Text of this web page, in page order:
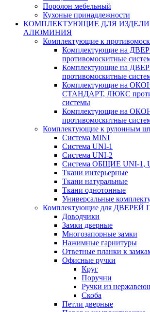
Поролон мебельный
Кухоные принадлежности
КОМПЛЕКТУЮЩИЕ ДЛЯ
АЛЮМИНИЯ
Комплектующие к
Комплектующие на
противомоскитные
Комплектующие на
противомоскитные
Комплектующие на
СТАНДАРТ, ЛЮКС
системы
Комплектующие на
противомоскитные
Комплектующие к рулонным
Система MINI
Система UNI-1
Система UNI-2
Система ОБЩИЕ UNI-1,
Ткани интерьерные
Ткани натуральные
Ткани однотонные
Универсальные
Комплектующие для ДВЕРЕЙ
Доводчики
Замки дверные
Многозапорные замки
Нажимные гарнитуры
Ответные планки к
Офисные ручки
Круг
Поручни
Ручки из
Скоба
Петли дверные